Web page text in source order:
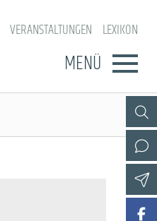
VERANSTALTUNGEN LEXIKON
MENÜ